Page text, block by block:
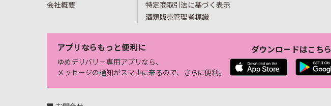
会社概要
特定商取引法に基づく表示
酒類販売管理者標識
アプリならもっと便利に
ゆめデリバリー専用アプリなら、
メッセージの通知がスマホに来るので、さらに便利。
ダウンロードはこちら